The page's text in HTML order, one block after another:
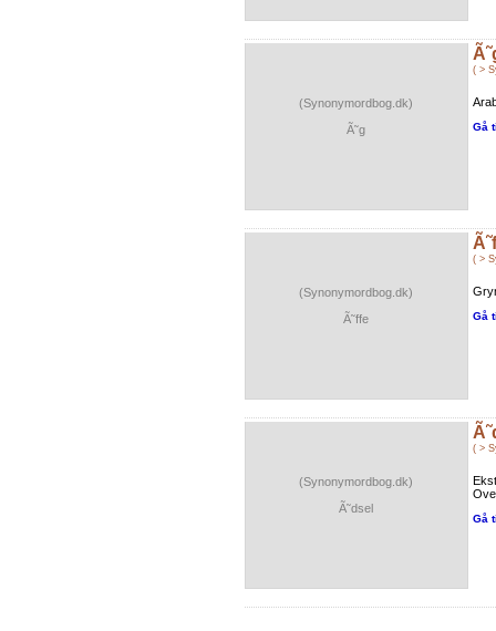
(Synonymordbog.dk)
Ã˜g
( >
Gå
(Synonymordbog.dk)
Ã˜ffe
( >
Gå
(Synonymordbog.dk)
Ã˜dsel
( >
Gå